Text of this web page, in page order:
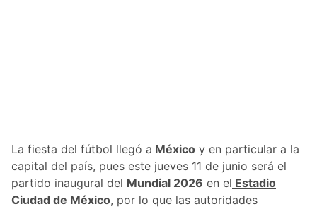
La fiesta del fútbol llegó a México y en particular a la
capital del país, pues este jueves 11 de junio será el
partido inaugural del Mundial 2026 en el Estadio
Ciudad de México, por lo que las autoridades